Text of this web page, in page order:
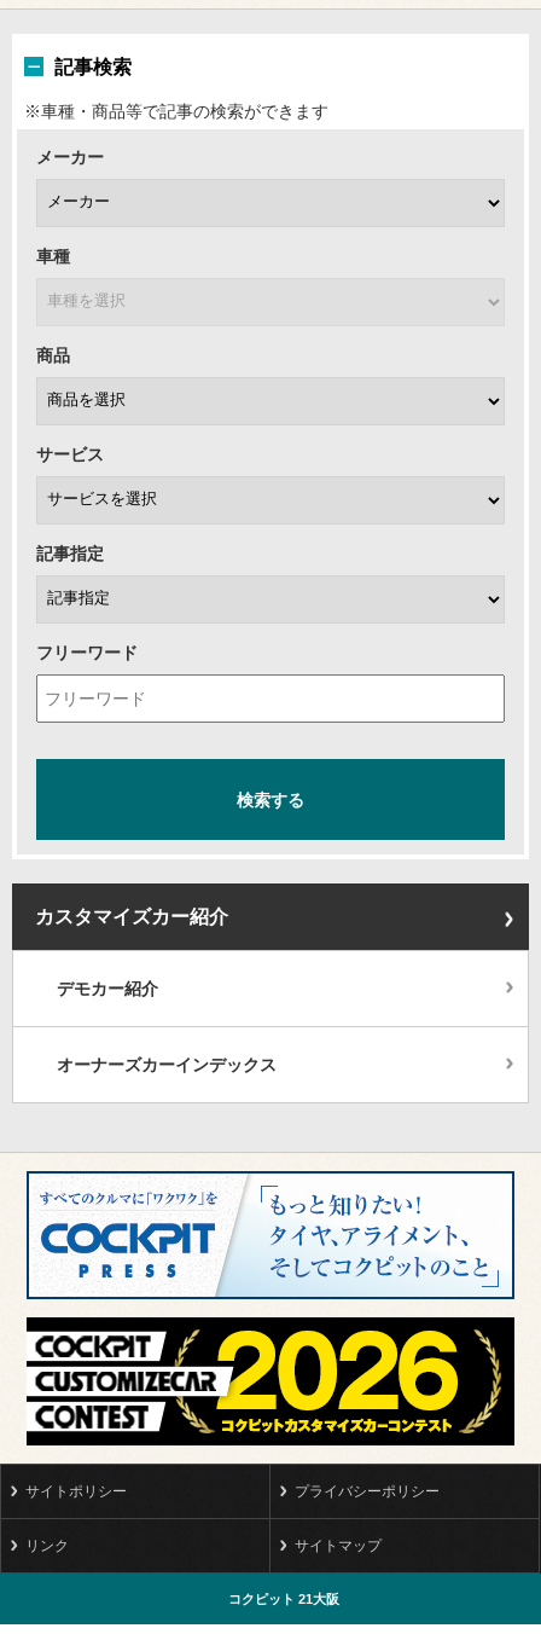
記事検索
※車種・商品等で記事の検索ができます
メーカー
車種
商品
サービス
記事指定
フリーワード
カスタマイズカー紹介
デモカー紹介
オーナーズカーインデックス
サイトポリシー プライバシーポリシー
リンク サイトマップ
コクピット 21大阪